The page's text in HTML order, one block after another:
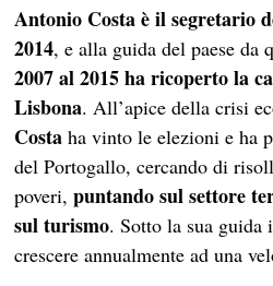
Antonio Costa è il segretario
2014, e alla guida del paese da
2007 al 2015 ha ricoperto la
Lisbona. All’apice della crisi
Costa ha vinto le elezioni e ha
del Portogallo, cercando di
poveri,puntando sul settore
sul turismo. Sotto la sua
crescere annualmente ad una